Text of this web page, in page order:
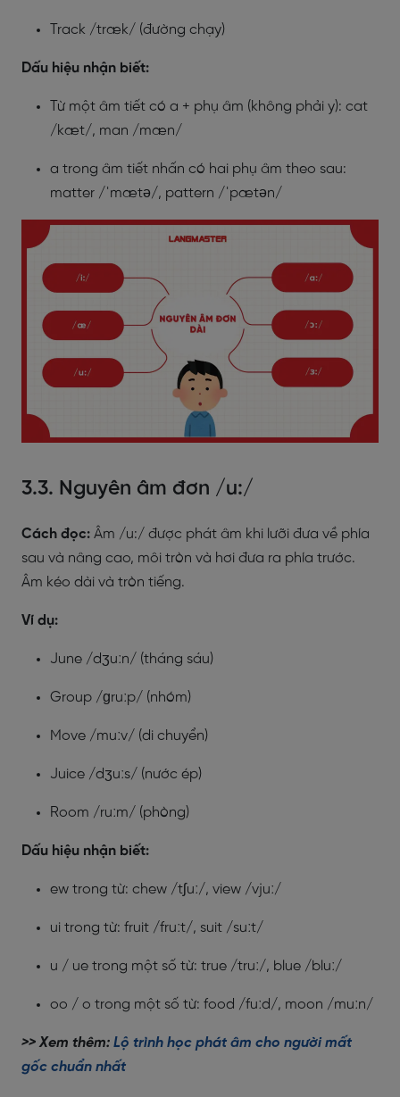
Track /træk/ (đường chạy)
Dấu hiệu nhận biết:
Từ một âm tiết có a + phụ âm (không phải y): cat
/kæt/, man /mæn/
a trong âm tiết nhấn có hai phụ âm theo sau:
matter /ˈmætə/, pattern /ˈpætən/
3.3. Nguyên âm đơn /u:/
Cách đọc: Âm /u:/ được phát âm khi lưỡi đưa về phía
sau và nâng cao, môi tròn và hơi đưa ra phía trước.
Âm kéo dài và tròn tiếng.
Ví dụ:
June /dʒuːn/ (tháng sáu)
Group /ɡruːp/ (nhóm)
Move /muːv/ (di chuyển)
Juice /dʒuːs/ (nước ép)
Room /ruːm/ (phòng)
Dấu hiệu nhận biết:
ew trong từ: chew /tʃuː/, view /vjuː/
ui trong từ: fruit /fruːt/, suit /suːt/
u / ue trong một số từ: true /truː/, blue /bluː/
oo / o trong một số từ: food /fuːd/, moon /muːn/
>> Xem thêm: Lộ trình học phát âm cho người mất
gốc chuẩn nhất